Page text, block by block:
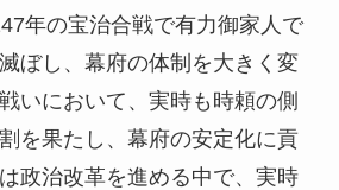
年の宝治合戦で有力御家人で
ぼし、幕府の体制を大きく変
いにおいて、実時も時頼の側
を果たし、幕府の安定化に貢
政治改革を進める中で、実時